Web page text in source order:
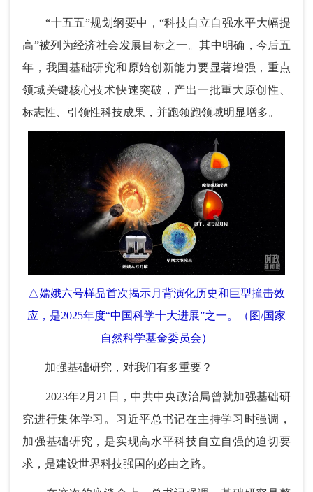
“十五五”规划纲要中，“科技自立自强水平大幅提
高”被列为经济社会发展目标之一。其中明确，今后五
年，我国基础研究和原始创新能力要显著增强，重点
领域关键核心技术快速突破，产出一批重大原创性、
标志性、引领性科技成果，并跑领跑领域明显增多。
△嫦娥六号样品首次揭示月背演化历史和巨型撞击效
应，是2025年度“中国科学十大进展”之一。（图/国家
自然科学基金委员会）
加强基础研究，对我们有多重要？
2023年2月21日，中共中央政治局曾就加强基础研
究进行集体学习。习近平总书记在主持学习时强调，
加强基础研究，是实现高水平科技自立自强的迫切要
求，是建设世界科技强国的必由之路。